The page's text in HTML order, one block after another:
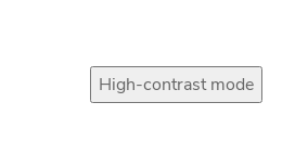
High-contrast mode